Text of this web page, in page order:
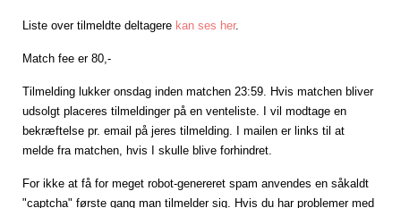
Liste over tilmeldte deltagere kan ses her.
Match fee er 80,-
Tilmelding lukker onsdag inden matchen 23:59. Hvis matchen bliver
udsolgt placeres tilmeldinger på en venteliste. I vil modtage en
bekræftelse pr. email på jeres tilmelding. I mailen er links til at
melde fra matchen, hvis I skulle blive forhindret.
For ikke at få for meget robot-genereret spam anvendes en såkaldt
"captcha" første gang man tilmelder sig. Hvis du har problemer med